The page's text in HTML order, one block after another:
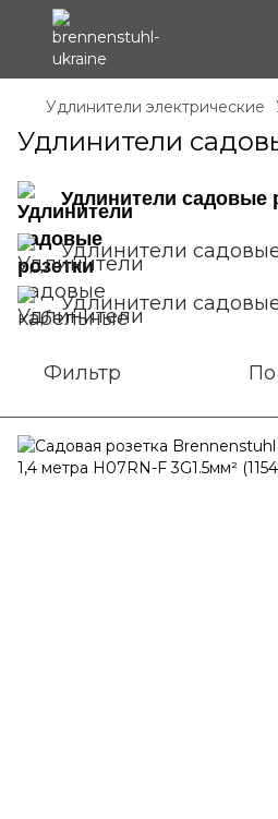
Удлинители электрические
Удлинители
Удлинители садовые
Удлинители
Удлинители
Фильтр